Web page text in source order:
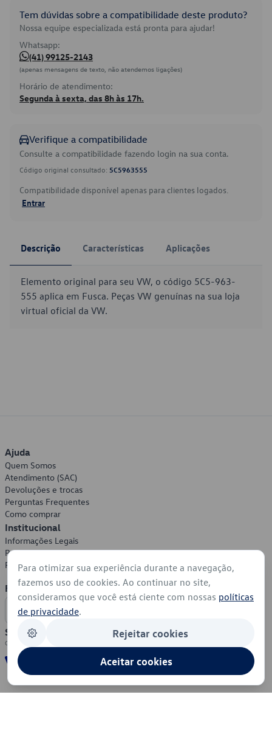
Tem dúvidas sobre a compatibilidade deste produto?
Nossa equipe especializada está pronta para ajudar!
Whatsapp:
(41) 99125-2143
(apenas mensagens de texto, não atendemos ligações)
Horário de atendimento:
Segunda à sexta, das 8h às 17h.
Verifique a compatibilidade
Consulte a compatibilidade fazendo login na sua conta.
Código original consultado: 5C5963555
Compatibilidade disponível apenas para clientes logados.
Entrar
Descrição Características Aplicações
Elemento original para seu VW, o código 5C5-963-
555 aplica em Fusca. Peças VW genuínas na sua loja
virtual oficial da VW.
Ajuda
Quem Somos
Atendimento (SAC)
Devoluções e trocas
Perguntas Frequentes
Como comprar
Institucional
Informações Legais
Política de Privacidade
Política de Cookies
Formas de Pagamento
Segurança
Para otimizar sua experiência durante a navegação,
fazemos uso de cookies. Ao continuar no site,
consideramos que você está ciente com nossas políticas
de privacidade.
Rejeitar cookies
Aceitar cookies